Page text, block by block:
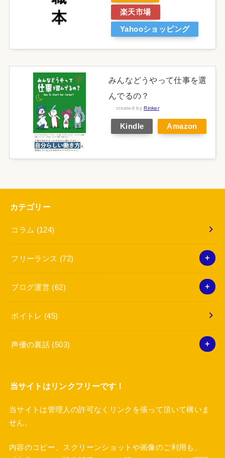
楽天市場
Yahooショッピング
みんなどうやって仕事を選
んでるの？
created by Rinker
Kindle Amazon
カテゴリー
コラム (124)
フリーランス (72)
ブログ運営 (62)
ボイトレ (45)
声優の裏話 (503)
当サイトはリンクフリーです！
当サイトは管理人の許可なくリンクを張って頂いて構いま
せん。
内容のコピー、スクリーンショットや画像のご利用も、